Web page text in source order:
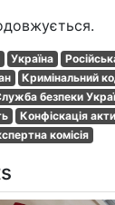
Україна
Кримінальний
безпеки
Конфіскація
комісія